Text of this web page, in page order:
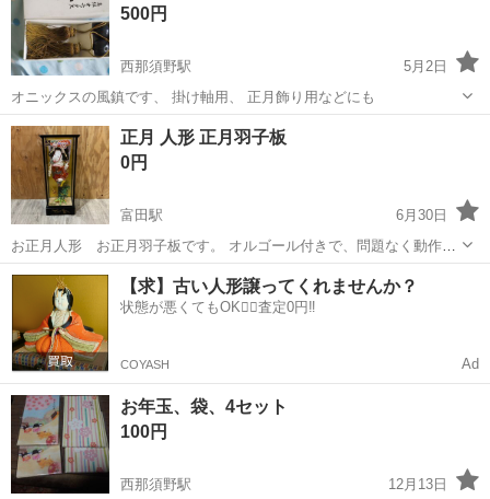
500円
西那須野駅
5月2日
オニックスの風鎮です、 掛け軸用、 正月飾り用などにも
栃木 大田原市 西那須野駅 年中行事用品
正月 人形 正月羽子板
0円
富田駅
6月30日
お正月人形 お正月羽子板です。 オルゴール付きで、問題なく動作し
ています。 多少の汚れはありますが、綺麗です。 よろしくお願い致し
栃木 佐野市 富田駅 年中行事用品 羽子板
【求】古い人形譲ってくれませんか？
状態が悪くてもOK🙆‍♀️査定0円‼️
COYASH Ad
お年玉、袋、4セット
100円
西那須野駅
12月13日